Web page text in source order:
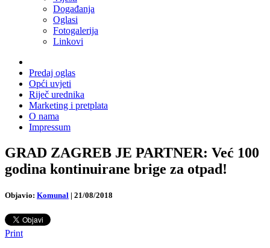
Događanja
Oglasi
Fotogalerija
Linkovi
Predaj oglas
Opći uvjeti
Riječ urednika
Marketing i pretplata
O nama
Impressum
GRAD ZAGREB JE PARTNER: Već 100
godina kontinuirane brige za otpad!
Objavio: Komunal | 21/08/2018
Print